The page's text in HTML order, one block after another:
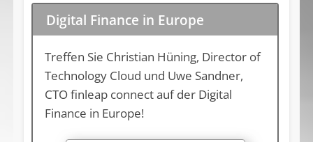
Digital Finance in Europe
Treffen Sie Christian Hüning, Director of
Technology Cloud und Uwe Sandner,
CTO finleap connect auf der Digital
Finance in Europe!